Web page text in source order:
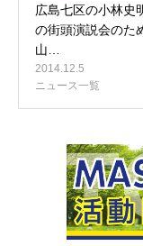
広島七区の小林史
の街頭演説会のた
山…
2014.12.5
ニュース一覧